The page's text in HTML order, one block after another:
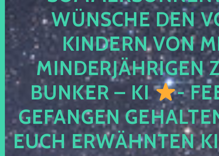
WÜNSCHE DEN
KINDERN VON
MINDERJÄHRIGEN
BUNKER – KI
-
GEFANGEN
EUCH ERWÄHNTEN